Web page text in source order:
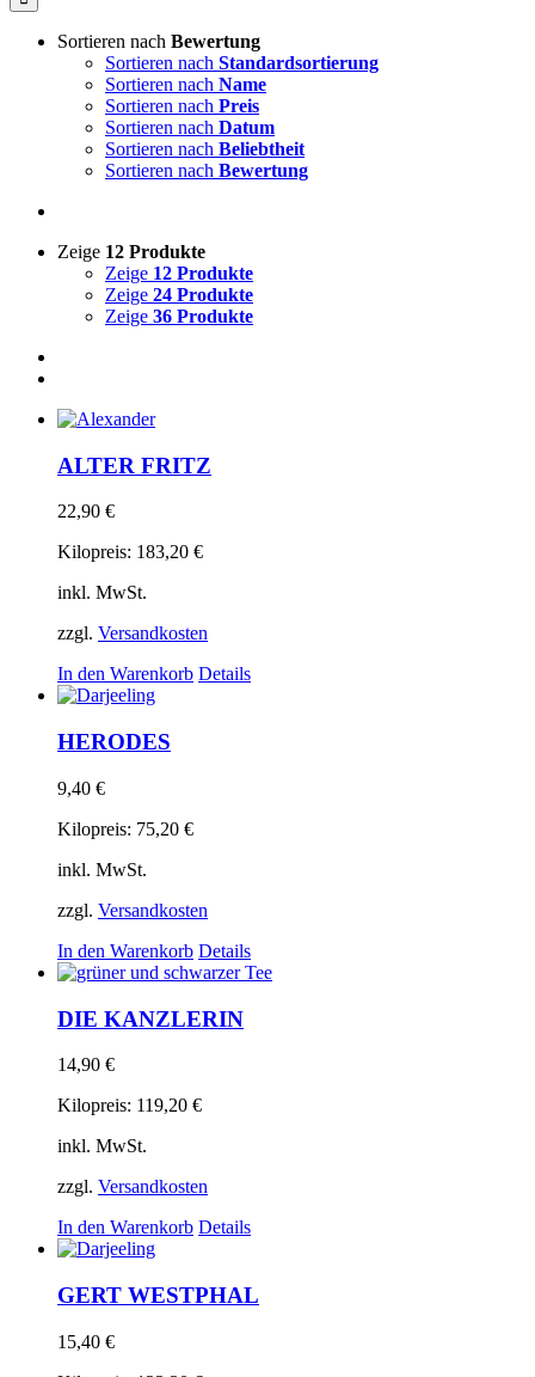
Sortieren nach Bewertung
Sortieren nach Standardsortierung
Sortieren nach Name
Sortieren nach Preis
Sortieren nach Datum
Sortieren nach Beliebtheit
Sortieren nach Bewertung
Zeige 12 Produkte
Zeige 12 Produkte
Zeige 24 Produkte
Zeige 36 Produkte
ALTER FRITZ
22,90 €
Kilopreis: 183,20 €
inkl. MwSt.
zzgl. Versandkosten
In den Warenkorb Details
HERODES
9,40 €
Kilopreis: 75,20 €
inkl. MwSt.
zzgl. Versandkosten
In den Warenkorb Details
DIE KANZLERIN
14,90 €
Kilopreis: 119,20 €
inkl. MwSt.
zzgl. Versandkosten
In den Warenkorb Details
GERT WESTPHAL
15,40 €